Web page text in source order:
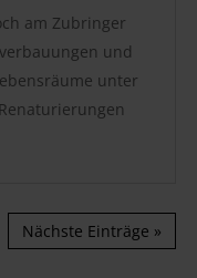
am Zubringer
und
unter
Nächste Einträge »